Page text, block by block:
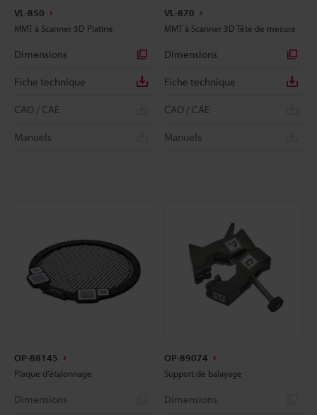
VL-850
MMT à Scanner 3D Platine
Dimensions
Fiche technique
CAO / CAE
Manuels
VL-870
MMT à Scanner 3D Tête de mesure
Dimensions
Fiche technique
CAO / CAE
Manuels
OP-88145
Plaque d’étalonnage
Dimensions
OP-89074
Support de balayage
Dimensions